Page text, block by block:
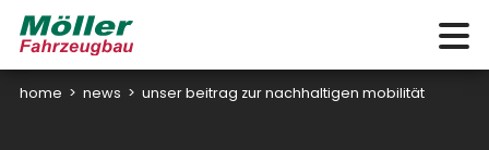
home > news > unser beitrag zur nachhaltigen mobilität